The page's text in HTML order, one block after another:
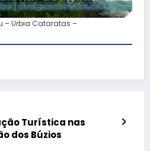
– Urbia Cataratas –
Turística nas
dos Búzios